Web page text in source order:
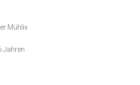
Mühlix
Jahren